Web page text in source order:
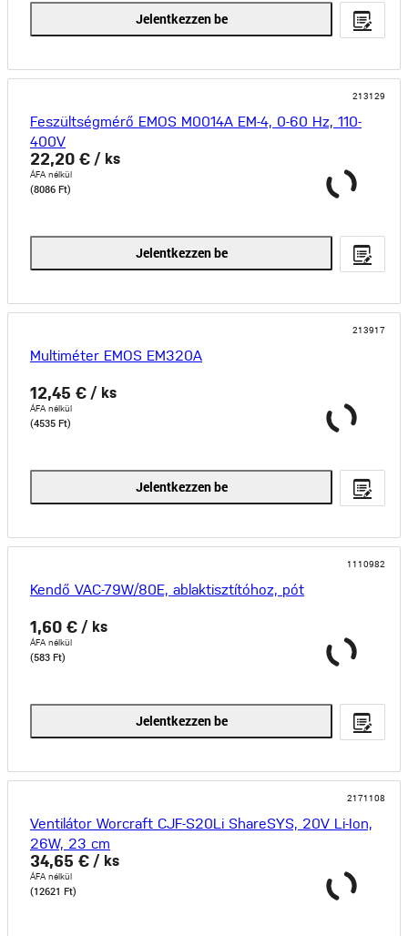
Jelentkezzen be
213129
Feszültségmérő EMOS M0014A EM-4, 0-60 Hz, 110-
400V
22,20 € / ks
ÁFA nélkül
(8086 Ft)
Jelentkezzen be
213917
Multiméter EMOS EM320A
12,45 € / ks
ÁFA nélkül
(4535 Ft)
Jelentkezzen be
1110982
Kendő VAC-79W/80E, ablaktisztítóhoz, pót
1,60 € / ks
ÁFA nélkül
(583 Ft)
Jelentkezzen be
2171108
Ventilátor Worcraft CJF-S20Li ShareSYS, 20V Li-Ion,
26W, 23 cm
34,65 € / ks
ÁFA nélkül
(12621 Ft)